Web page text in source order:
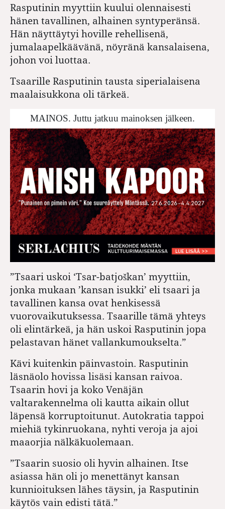
Rasputinin myyttiin kuului olennaisesti
hänen tavallinen, alhainen syntyperänsä.
Hän näyttäytyi hoville rehellisenä,
jumalaapelkäävänä, nöyränä kansalaisena,
johon voi luottaa.
Tsaarille Rasputinin tausta siperialaisena
maalaisukkona oli tärkeä.
MAINOS. Juttu jatkuu mainoksen jälkeen.
”Tsaari uskoi ‘Tsar-batjoškan’ myyttiin,
jonka mukaan ’kansan isukki’ eli tsaari ja
tavallinen kansa ovat henkisessä
vuorovaikutuksessa. Tsaarille tämä yhteys
oli elintärkeä, ja hän uskoi Rasputinin jopa
pelastavan hänet vallankumoukselta.”
Kävi kuitenkin päinvastoin. Rasputinin
läsnäolo hovissa lisäsi kansan raivoa.
Tsaarin hovi ja koko Venäjän
valtarakennelma oli kautta aikain ollut
läpensä korruptoitunut. Autokratia tappoi
miehiä tykinruokana, nyhti veroja ja ajoi
maaorjia nälkäkuolemaan.
”Tsaarin suosio oli hyvin alhainen. Itse
asiassa hän oli jo menettänyt kansan
kunnioituksen lähes täysin, ja Rasputinin
käytös vain edisti tätä.”